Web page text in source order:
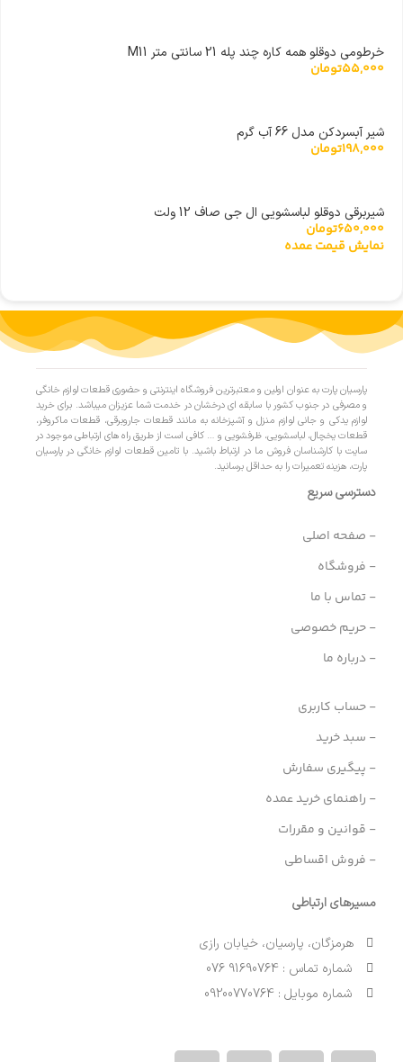
خرطومی دوقلو همه کاره چند پله 21 سانتی متر M11
55,000تومان
شیر آبسردکن مدل 66 آب گرم
198,000تومان
شیربرقی دوقلو لباسشویی ال جی صاف 12 ولت
650,000تومان
نمایش قیمت عمده
پارسیان پارت به عنوان اولین و معتبرترین فروشگاه اینترنتی و حضوری قطعات لوازم خانگی
و مصرفی در جنوب کشور با سابقه ای درخشان در خدمت شما عزیزان میباشد. برای خرید
لوازم یدکی و جانی لوازم منزل و آشپزخانه به مانند قطعات جاروبرقی، قطعات ماکروفر،
قطعات یخچال، لباسشویی، ظرفشویی و … کافی است از طریق راه های ارتباطی موجود در
سایت با کارشناسان فروش ما در ارتباط باشید. با تامین قطعات لوازم خانگی در پارسیان
پارت، هزینه تعمیرات را به حداقل برسانید.
دسترسی سریع
- صفحه اصلی
- فروشگاه
- تماس با ما
- حریم خصوصی
- درباره ما
- حساب کاربری
- سبد خرید
- پیگیری سفارش
- راهنمای خرید عمده
- قوانین و مقررات
- فروش اقساطی
مسیرهای ارتباطی
هرمزگان، پارسیان، خیابان رازی
شماره تماس : 91690764 076
شماره موبایل : 09200770764